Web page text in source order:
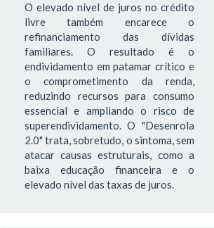
O elevado nível de juros no crédito
livre também encarece o
refinanciamento das dívidas
familiares. O resultado é o
endividamento em patamar crítico e
o comprometimento da renda,
reduzindo recursos para consumo
essencial e ampliando o risco de
superendividamento. O "Desenrola
2.0" trata, sobretudo, o sintoma, sem
atacar causas estruturais, como a
baixa educação financeira e o
elevado nível das taxas de juros.